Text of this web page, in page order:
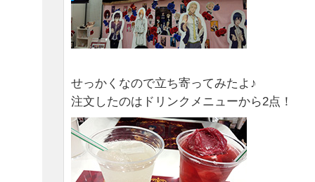
せっかくなので立ち寄ってみたよ♪
注文したのはドリンクメニューから2点！